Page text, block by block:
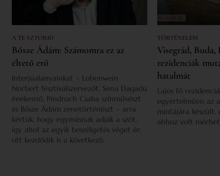
A TE SZTORID
Bősze Ádám: Számomra ez az
éltető erő
Interjúalanyainkat – Lobenwein
Norbert fesztiválszervezőt, Sena Dagadu
énekesnő, Pindroch Csaba színművészt
és Bősze Ádám zenetörténészt – arra
kértük, hogy egymásnak adják a szót,
így ahol az egyik beszélgetés véget ér,
ott kezdődik is a következő.
TÖRTÉNELEM
Visegrád,
rezidenciák
hatalmát
Lajos fő
egyértelműen az
mintájára készült,
ahhoz volt